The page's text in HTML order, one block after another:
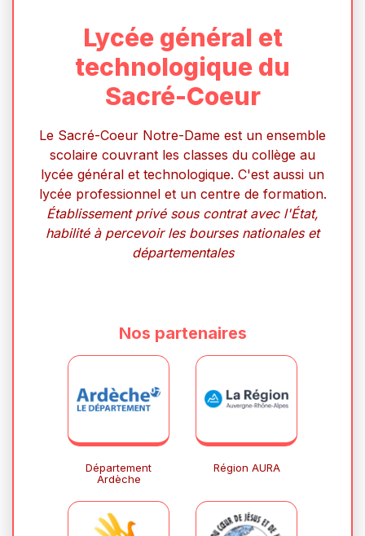
Lycée général et
technologique du
Sacré-Coeur
Le Sacré-Coeur Notre-Dame est un ensemble
scolaire couvrant les classes du collège au
lycée général et technologique. C'est aussi un
lycée professionnel et un centre de formation.
Établissement privé sous contrat avec l'État,
habilité à percevoir les bourses nationales et
départementales
Nos partenaires
Département
Ardèche
Région AURA